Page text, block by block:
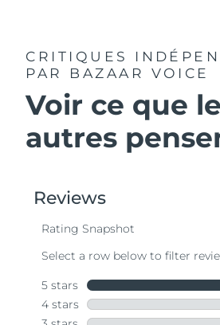
CRITIQUES
PAR BAZAAR VOICE
Voir ce que
autres